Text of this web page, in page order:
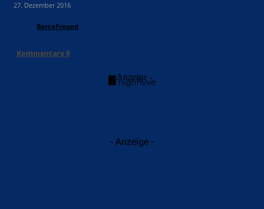
27. Dezember 2016
BarçaFreund
Kommentare0
- Anzeige -
- Anzeige -